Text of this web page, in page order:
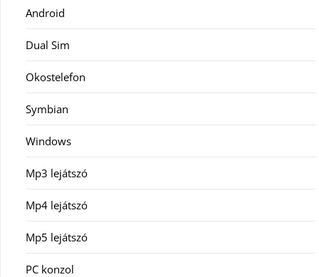
Android
Dual Sim
Okostelefon
Symbian
Windows
Mp3 lejátszó
Mp4 lejátszó
Mp5 lejátszó
PC konzol